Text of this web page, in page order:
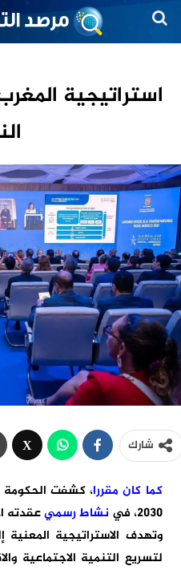
شارك
كما كان مقررا، كشفت الحكومة
2030، في
نشاط رسميعقدته الأربعاء
وتهدف الاستراتيجية
لتسريع التنمية الاجتماعية